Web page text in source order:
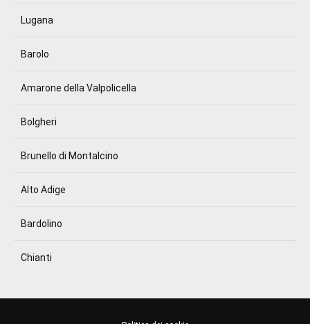
Lugana
Barolo
Amarone della Valpolicella
Bolgheri
Brunello di Montalcino
Alto Adige
Bardolino
Chianti